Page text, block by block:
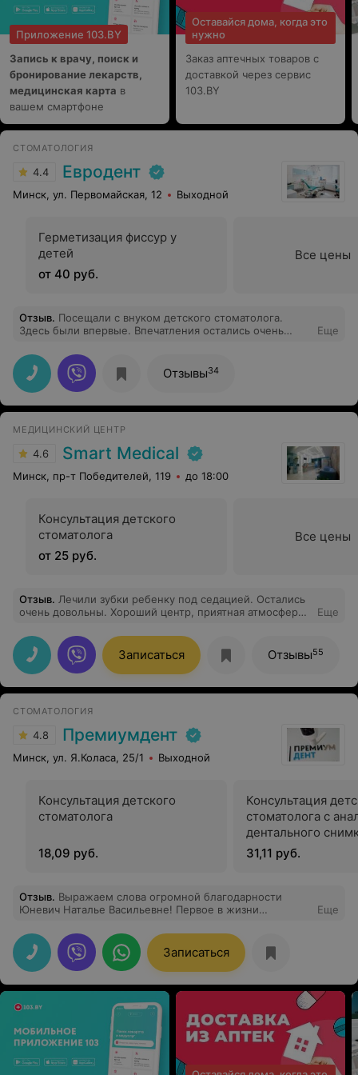
ребенок сказал, давай будем только здесь лечиться.
Подарок за смелость и хорошее поведение можно
выбрать по итогу из волшебной коробки. Полечили
контролировать гигиену. Огромное вам спасибо за
вашу нелегкую работу и такое хорошее отношение к
детям!
Приложение 103.BY
Запись к врачу, поиск и
бронирование лекарств,
медицинская карта в
вашем смартфоне
Оставайся дома, когда это
нужно
Заказ аптечных товаров с
доставкой через сервис
103.BY
СТОМАТОЛОГИЯ
4.4 Евродент
Минск, ул. Первомайская, 12 Выходной
Герметизация фиссур у
детей
от 40 руб.
Все цены
Отзыв. Посещали с внуком детского стоматолога.
Здесь были впервые. Впечатления остались очень
администратора Татьяну Зензину. Ребенок очень
боялся лечить зубы, но она как хороший детский
психолог побеседовала и с ним. И он поборов свой
страх и с настроением пошел к врачу. Радует что
отношение к лиентам и уровень обслуживания
Еще
Отзывы34
МЕДИЦИНСКИЙ ЦЕНТР
4.6 Smart Medical
Минск, пр-т Победителей, 119 до 18:00
Консультация детского
стоматолога
от 25 руб.
Все цены
Отзыв. Лечили зубки ребенку под седацией. Остались
очень довольны. Хороший центр, приятная атмосфера,
Еще
Записаться Отзывы55
СТОМАТОЛОГИЯ
4.8 Премиумдент
Минск, ул. Я.Коласа, 25/1 Выходной
Консультация детского
стоматолога
18,09 руб.
Консультация
стоматолога с
дентального
31,11 руб.
Отзыв. Выражаем слова огромной благодарности
Юневич Наталье Васильевне! Первое в жизни
прошло в атмосфере доброжелательности,
спокойствия и комфорта. За секунду был установлен
контакт с ребенком, который сохранялся на
протяжении всего приема. Любые действия и
манипуляции проводились в легкой игровой форме.
Ребенку вручили красивый диплом. Мы получили
ответы на все интересующие вопросы о гигиене
полости рта и профилактике кариеса у детей. Ребенок
счастлив) Родители довольны! Теперь только к вам!
СПАСИБО ВАМ ОГРОМНОЕ!
Еще
Записаться